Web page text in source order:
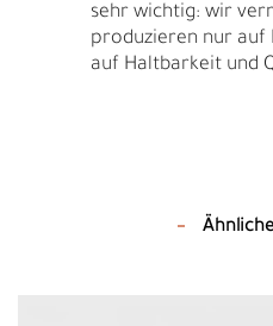
sehr wichtig: wir
produzieren nur auf
auf Haltbarkeit und